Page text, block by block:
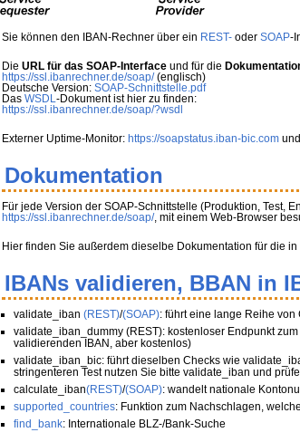
Sie können den IBAN-Rechner über ein REST-oder SOAP-
Die URL für das SOAP-Interfaceund für die
https://ssl.ibanrechner.de/soap/(englisch)
Deutsche Version: SOAP-Schnittstelle.pdf
Das WSDL-Dokument ist hier zu finden:
https://ssl.ibanrechner.de/soap/?wsdl
Externer Uptime-Monitor: https://soapstatus.iban-bic.comund
Dokumentation
Für jede Version der SOAP-Schnittstelle (Produktion, Test,
https://ssl.ibanrechner.de/soap/, mit einem Web-Browser
Hier finden Sie außerdem dieselbe Dokumentation für die
IBANs validieren, BBAN in
validate_iban (REST)/(SOAP): führt eine lange Reihe von
validate_iban_dummy (REST): kostenloser Endpunkt
validierenden IBAN, aber kostenlos)
validate_iban_bic: führt dieselben Checks wie
stringenteren Test nutzen Sie bitte validate_iban und
calculate_iban(REST)/(SOAP): wandelt nationale
supported_countries: Funktion zum Nachschlagen,
find_bank: Internationale BLZ-/Bank-Suche